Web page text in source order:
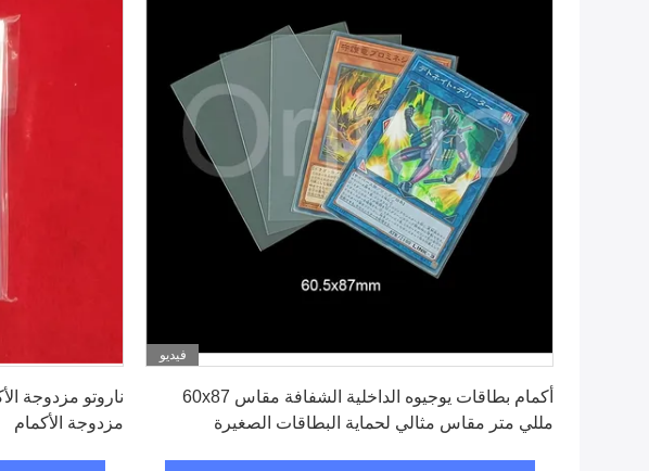
فيديو
أكمام بطاقات يوجيوه الداخلية الشفافة مقاس 60x87
مللي متر مقاس مثالي لحماية البطاقات الصغيرة
مزدوجة الأكمام